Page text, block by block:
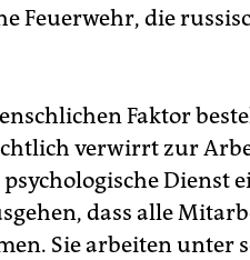
Feuerwehr, die
Faktor
verwirrt zur
Dienst
dass alle
Sie arbeiten unter